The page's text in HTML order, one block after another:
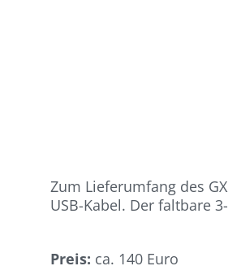
Zum Lieferumfang des
USB-Kabel. Der faltbare
Preis: ca. 140 Euro